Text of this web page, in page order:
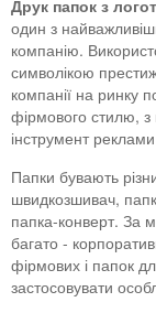
Друк папок з
один з
компанію.
символікою
компанії на ринку
фірмового стилю,
інструмент
Папки бувають
швидкозшивач,
папка-конверт. За
багато -
фірмових і папок
застосовувати